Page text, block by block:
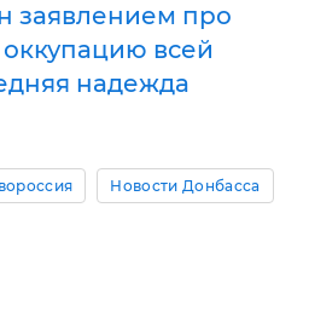
заявлением про
всей
надежда
Новости Донбасса